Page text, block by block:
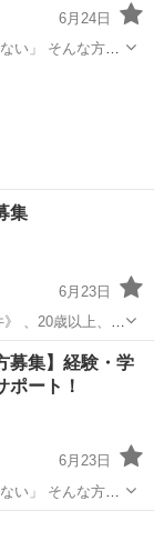
6月24日
い」 そんな方を
集
6月23日
、20歳以上、健
も可（日本語が
募集】経験・学
ポート！
6月23日
い」 そんな方を
上を独立へ導い